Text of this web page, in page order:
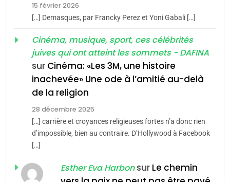
«Tu dis génocide, je dis
guerre»: La nouvelle
chanson de Boy George
ISRAÉL JUDAISME
Accords d’Isaac:
l’alliance pourrait
15 février 2026
[…] Demasques, par Francky Perez et Yoni Gabali […]
Cinéma, musique, sport, ces célébrités
juives qui ont atteint les sommets - DAFINA
sur Cinéma: «Les 3M, une histoire
inachevée» Une ode à l’amitié au-delà
de la religion
28 décembre 2025
[…] carrière et croyances religieuses fortes n’a donc rien
d’impossible, bien au contraire. D’Hollywood à Facebook
[…]
Esther Eva Harbonsur Le chemin
meurtrière selon le rapport
l’antisémitisme
FIÈRE, DIGNE ET RÉSILIENTE :
POURQUOI JE REVENDIQUE
MA JUDAÏTE par Thérèse
Zrihen-Dvir
ISRAÉL
CE QUI NOUS MANQUE –
JUDAISME